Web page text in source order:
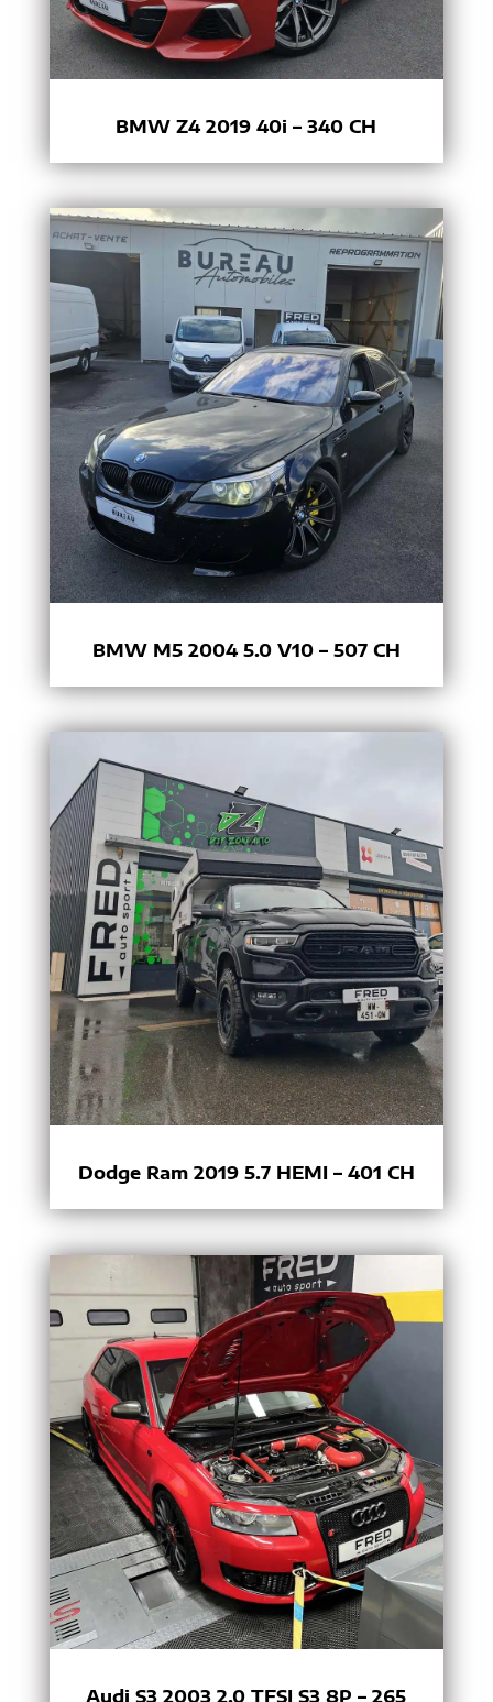
BMW Z4 2019 40i – 340 CH
BMW M5 2004 5.0 V10 – 507 CH
Dodge Ram 2019 5.7 HEMI – 401 CH
Audi S3 2003 2.0 TFSI S3 8P – 265